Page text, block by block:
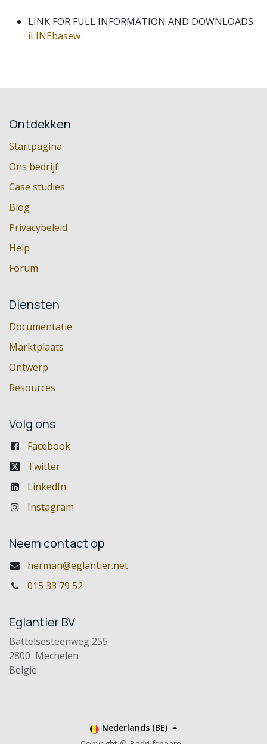
LINK FOR FULL INFORMATION AND DOWNLOADS:
iLINEbasew
Ontdekken
Startpagina
Ons bedrijf
Case studies
Blog
Privacybeleid
Help
Forum
Diensten
Documentatie
Marktplaats
Ontwerp
Resources
Volg ons
Facebook
Twitter
LinkedIn
Instagram
Neem contact op
herman@eglantier.net
015 33 79 52
Eglantier BV
Battelsesteenweg 255
2800 Mechelen
België
Nederlands (BE)